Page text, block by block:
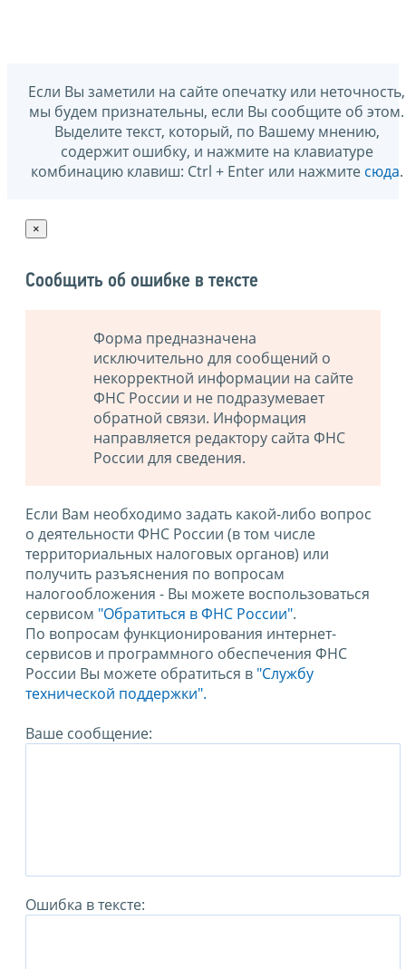
Если Вы заметили на сайте опечатку или неточность,
мы будем признательны, если Вы сообщите об этом.
Выделите текст, который, по Вашему мнению,
содержит ошибку, и нажмите на клавиатуре
комбинацию клавиш: Ctrl + Enter или нажмите сюда.
×
Сообщить об ошибке в тексте
Форма предназначена
исключительно для сообщений о
некорректной информации на сайте
ФНС России и не подразумевает
обратной связи. Информация
направляется редактору сайта ФНС
России для сведения.
Если Вам необходимо задать какой-либо вопрос
о деятельности ФНС России (в том числе
территориальных налоговых органов) или
получить разъяснения по вопросам
налогообложения - Вы можете воспользоваться
сервисом "Обратиться в ФНС России".
По вопросам функционирования интернет-
сервисов и программного обеспечения ФНС
России Вы можете обратиться в "Службу
технической поддержки".
Ваше сообщение:
Ошибка в тексте: